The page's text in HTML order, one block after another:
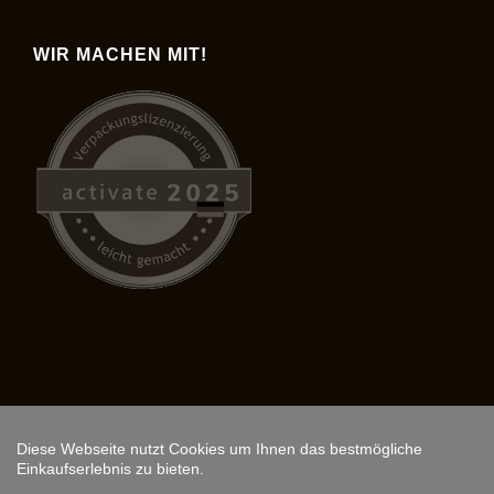
WIR MACHEN MIT!
Copyright © 2026, ARS FANTASIO.
Diese Webseite nutzt Cookies um Ihnen das bestmögliche
Einkaufserlebnis zu bieten.